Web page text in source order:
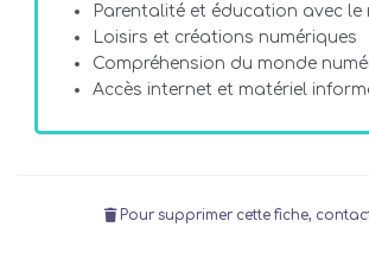
Parentalité et éducation avec le
Loisirs et créations numériques
Compréhension du monde
Accès internet et matériel
Pour supprimer cette fiche,